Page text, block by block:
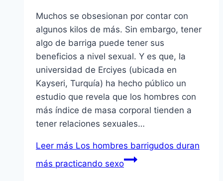
Muchos se obsesionan por contar con
algunos kilos de más. Sin embargo, tener
algo de barriga puede tener sus
beneficios a nivel sexual. Y es que, la
universidad de Erciyes (ubicada en
Kayseri, Turquía) ha hecho público un
estudio que revela que los hombres con
más índice de masa corporal tienden a
tener relaciones sexuales…
Leer más Los hombres barrigudos duran
más practicando sexo